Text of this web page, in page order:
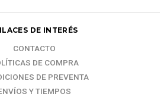
DE INTERÉS
CONTACTO
DE COMPRA
DE PREVENTA
Y TIEMPOS